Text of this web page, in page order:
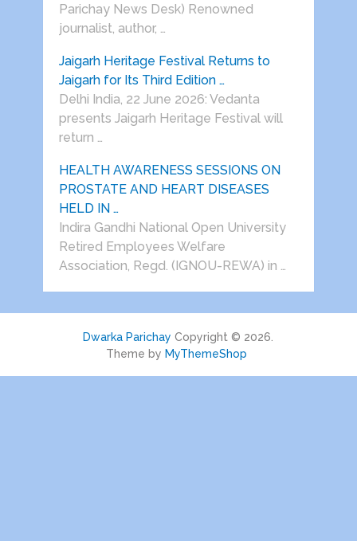
Parichay News Desk) Renowned
journalist, author, …
Jaigarh Heritage Festival Returns to
Jaigarh for Its Third Edition …
Delhi India, 22 June 2026: Vedanta
presents Jaigarh Heritage Festival will
return …
HEALTH AWARENESS SESSIONS ON
PROSTATE AND HEART DISEASES
HELD IN …
Indira Gandhi National Open University
Retired Employees Welfare
Association, Regd. (IGNOU-REWA) in …
Dwarka Parichay Copyright © 2026.
Theme by MyThemeShop